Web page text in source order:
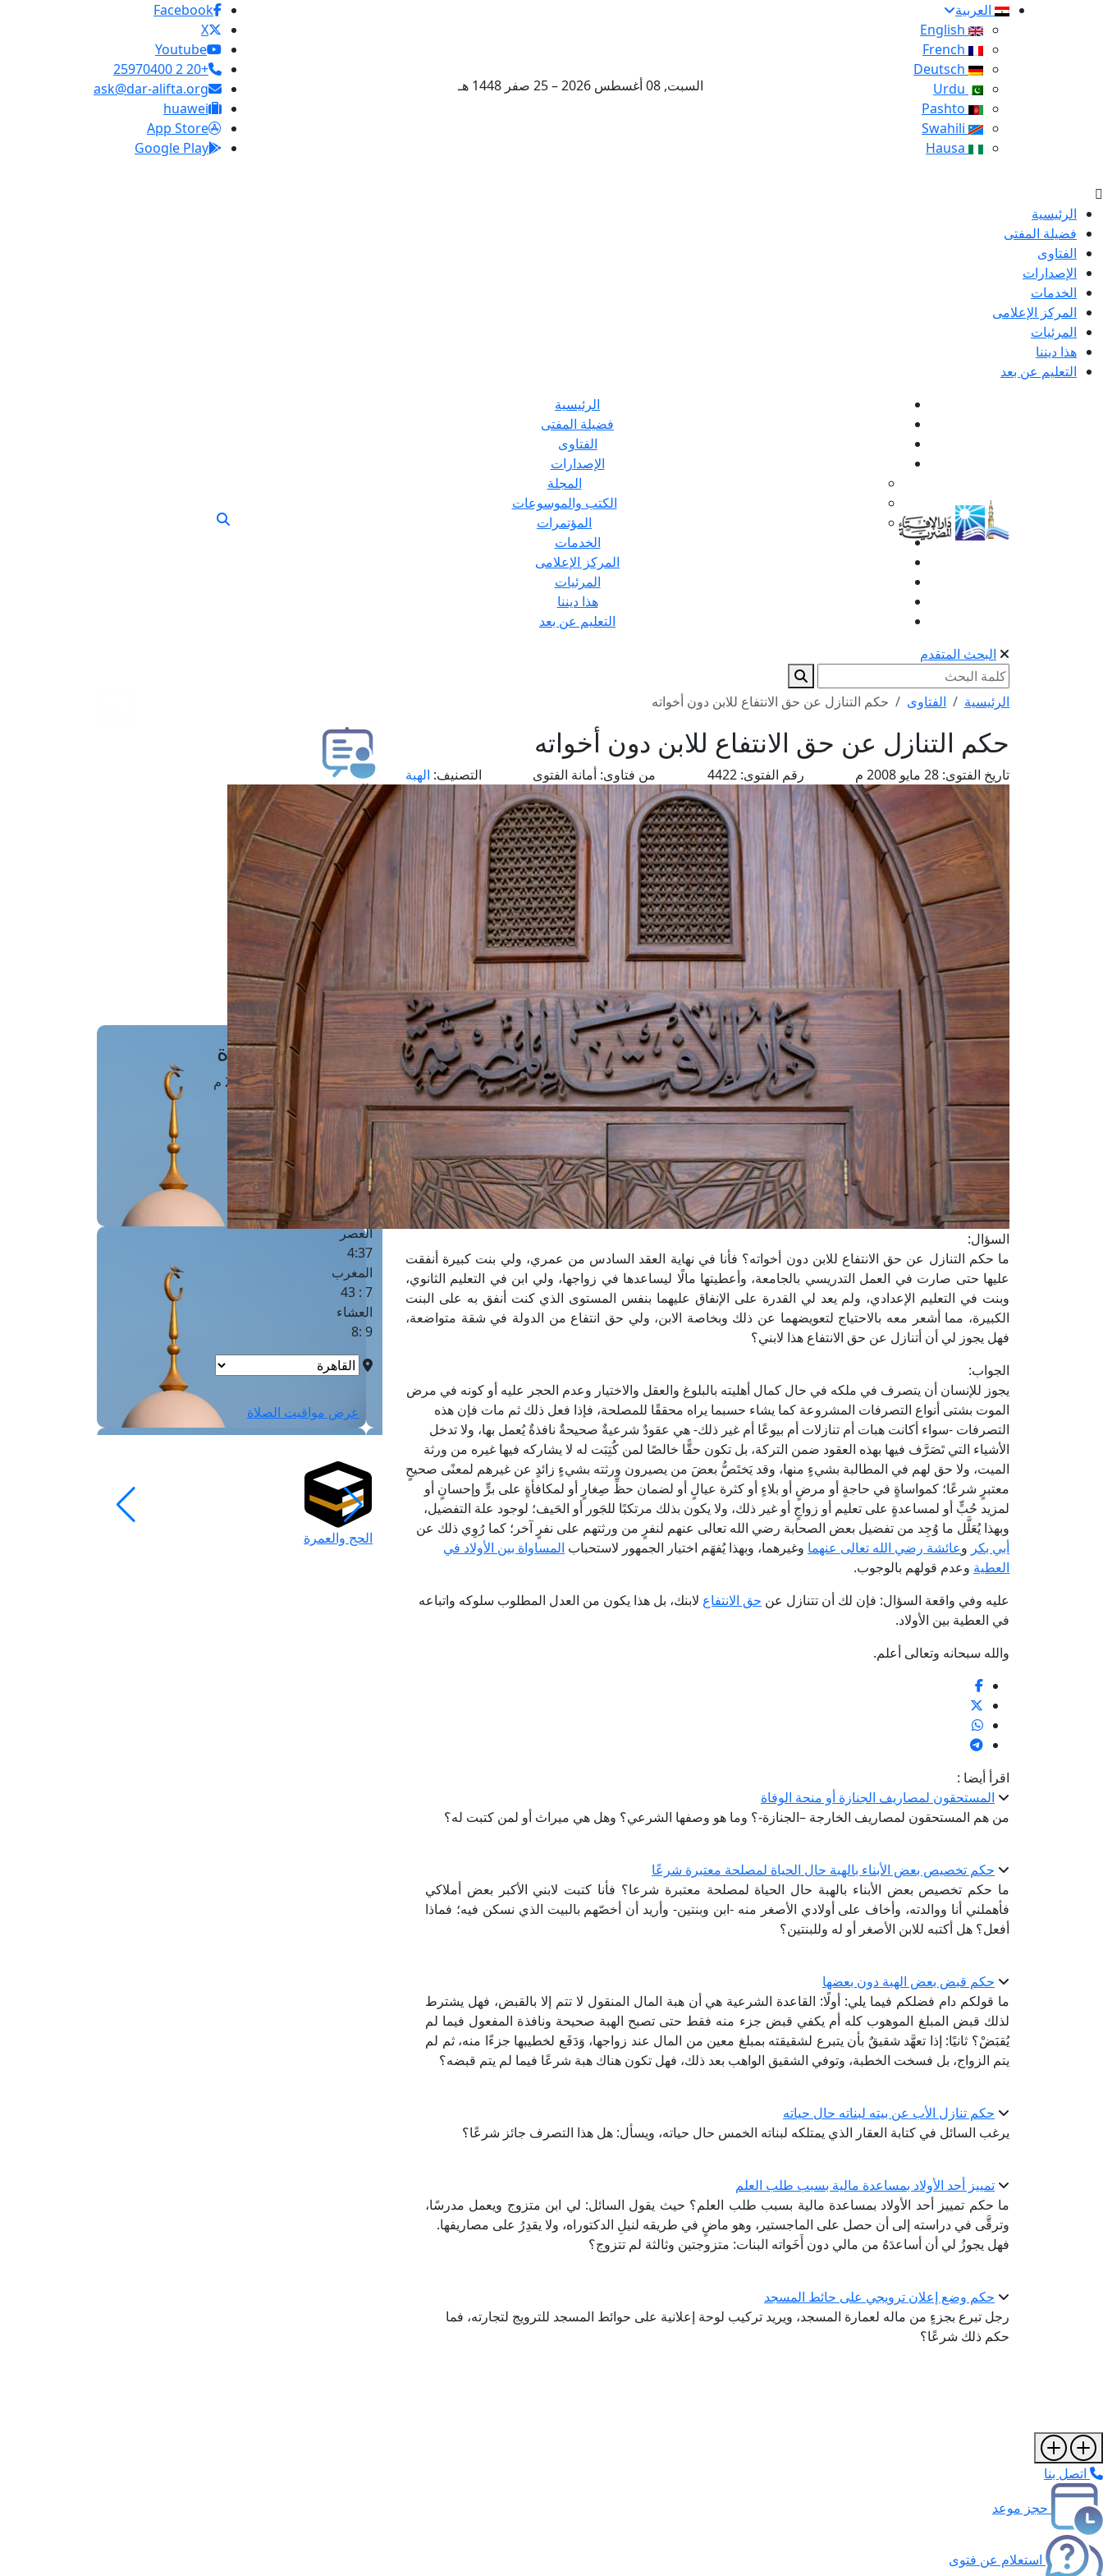
العربية
السبت, 08 أغسطس 2026 – 25 صفر 1448 هـ
Facebook
X
Youtube
+20 2 25970400
ask@dar-alifta.org
huawei
App Store
Google Play
الرئيسية
فضيلة المفتى
الفتاوى
الإصدارات
الخدمات
المركز الإعلامى
المرئيات
هذا ديننا
التعليم عن بعد
الرئيسية
فضيلة المفتى
الفتاوى
الإصدارات
المجلة
الكتب والموسوعات
المؤتمرات
الخدمات
المركز الإعلامى
المرئيات
هذا ديننا
التعليم عن بعد
البحث المتقدم
الرئيسية الفتاوى حكم التنازل عن حق الانتفاع للابن دون أخواته
حكم التنازل عن حق الانتفاع للابن دون أخواته
تاريخ الفتوى: رقم الفتوى: 4422 من فتاوى: أمانة الفتوى التصنيف: الهبة
السؤال:
ما حكم التنازل عن حق الانتفاع للابن دون أخواته؟ فأنا في نهاية العقد السادس من عمري، ولي بنت كبيرة أنفقت
عليها حتى صارت في العمل التدريسي بالجامعة، وأعطيتها مالًا ليساعدها في زواجها، ولي ابن في التعليم الثانوي،
وبنت في التعليم الإعدادي، ولم يعد لي القدرة على الإنفاق عليهما بنفس المستوى الذي كنت أنفق به على البنت
الكبيرة، مما أشعر معه بالاحتياج لتعويضهما عن ذلك وبخاصة الابن، ولي حق انتفاع من الدولة في شقة متواضعة،
فهل يجوز لي أن أتنازل عن حق الانتفاع هذا لابني؟
الجواب:
يجوز للإنسان أن يتصرف في ملكه في حال كمال أهليته بالبلوغ والعقل والاختيار وعدم الحجر عليه أو كونه في مرض
الموت بشتى أنواع التصرفات المشروعة كما يشاء حسبما يراه محققًا للمصلحة، فإذا فعل ذلك ثم مات فإن هذه
التصرفات -سواء أكانت هبات أم تنازلات أم بيوعًا أم غير ذلك- هي عقودٌ شرعيةٌ صحيحةٌ نافذةٌ يُعمل بها، ولا تدخل
الأشياء التي تَصَرَّف فيها بهذه العقود ضمن التركة، بل تكون حقًّا خالصًا لمن كُتِبَت له لا يشاركه فيها غيره من ورثة
الميت، ولا حق لهم في المطالبة بشيءٍ منها، وقد يَختَصُّ بعضَ من يصيرون ورثته بشيءٍ زائدٍ عن غيرهم لمعنًى صحيحٍ
معتبرٍ شرعًا؛ كمواساةٍ في حاجةٍ أو مرضٍ أو بلاءٍ أو كثرة عيالٍ أو لضمان حظِّ صِغارٍ أو لمكافأةٍ على برٍّ وإحسانٍ أو
لمزيد حُبٍّ أو لمساعدةٍ على تعليم أو زواجٍ أو غير ذلك، ولا يكون بذلك مرتكبًا للجَور أو الحَيف؛ لوجود علة التفضيل،
وبهذا يُعَلَّل ما وُجِد من تفضيل بعض الصحابة رضي الله تعالى عنهم لنفرٍ من ورثتهم على نفرٍ آخر؛ كما رُوِي ذلك عن
أبي بكر وعائشة رضي الله تعالى عنهما وغيرهما، وبهذا يُفهَم اختيار الجمهور لاستحباب المساواة بين الأولاد في
العطية وعدم قولهم بالوجوب.
عليه وفي واقعة السؤال: فإن لك أن تتنازل عن حق الانتفاع لابنك، بل هذا يكون من العدل المطلوب سلوكه واتباعه
في العطية بين الأولاد.
والله سبحانه وتعالى أعلم.
اقرأ أيضا :
المستحقون لمصاريف الجنازة أو منحة الوفاة
من هم المستحقون لمصاريف الخارجة –الجنازة-؟ وما هو وصفها الشرعي؟ وهل هي ميراث أو لمن كتبت له؟
حكم تخصيص بعض الأبناء بالهبة حال الحياة لمصلحة معتبرة شرعًا
ما حكم تخصيص بعض الأبناء بالهبة حال الحياة لمصلحة معتبرة شرعا؟ فأنا كتبت لابني الأكبر بعض أملاكي
فأهملني أنا ووالدته، وأخاف على أولادي الأصغر منه -ابن وبنتين- وأريد أن أخصّهم بالبيت الذي نسكن فيه؛ فماذا
أفعل؟ هل أكتبه للابن الأصغر أو له وللبنتين؟
حكم قبض بعض الهبة دون بعضها
ما قولكم دام فضلكم فيما يلي: أولًا: القاعدة الشرعية هي أن هبة المال المنقول لا تتم إلا بالقبض، فهل يشترط
لذلك قبض المبلغ الموهوب كله أم يكفي قبض جزء منه فقط حتى تصبح الهبة صحيحة ونافذة المفعول فيما لم
يُقبَضْ؟ ثانيًا: إذا تعهَّد شقيقٌ بأن يتبرع لشقيقته بمبلغ معين من المال عند زواجها، وَدَفَع لخطيبها جزءًا منه، ثم لم
يتم الزواج، بل فسخت الخطبة، وتوفي الشقيق الواهب بعد ذلك، فهل تكون هناك هبة شرعًا فيما لم يتم قبضه؟
حكم تنازل الأب عن بيته لبناته حال حياته
يرغب السائل في كتابة العقار الذي يمتلكه لبناته الخمس حال حياته، ويسأل: هل هذا التصرف جائز شرعًا؟
تمييز أحد الأولاد بمساعدة مالية بسبب طلب العلم
ما حكم تمييز أحد الأولاد بمساعدة مالية بسبب طلب العلم؟ حيث يقول السائل: لي ابن متزوج ويعمل مدرسًا،
وترقَّى في دراسته إلى أن حصل على الماجستير، وهو ماضٍ في طريقه لنيلِ الدكتوراه، ولا يقدِرُ على مصاريفها.
فهل يجوزُ لي أن أساعدَهُ من مالي دون أَخَواته البنات: متزوجتين وثالثة لم تتزوج؟
حكم وضع إعلان ترويجي على حائط المسجد
رجل تبرع بجزءٍ من ماله لعمارة المسجد، ويريد تركيب لوحة إعلانية على حوائط المسجد للترويج لتجارته، فما
حكم ذلك شرعًا؟
طلب فتوى
استعلام عن فتوى
حجز موعد
الفتوى الهاتفية
مَواقِيتُ الصَّـــلاة
القاهرة · 08 أغسطس 2026 م
الفجر
4 :42
الشروق
6 :18
الظهر
العصر
4:37
المغرب
7 : 43
العشاء
9 :8
عرض مواقيت الصلاة
الحج والعمرة
اتصل بنا
حجز موعد
استعلام عن فتوى